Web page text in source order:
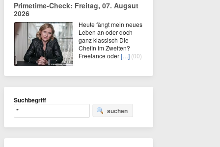
Primetime-Check: Freitag, 07. Augsut
2026
Heute fängt mein neues
Leben an oder doch
ganz klassisch Die
Chefin im Zweiten?
Freelance oder[…] (00)
Suchbegriff
suchen